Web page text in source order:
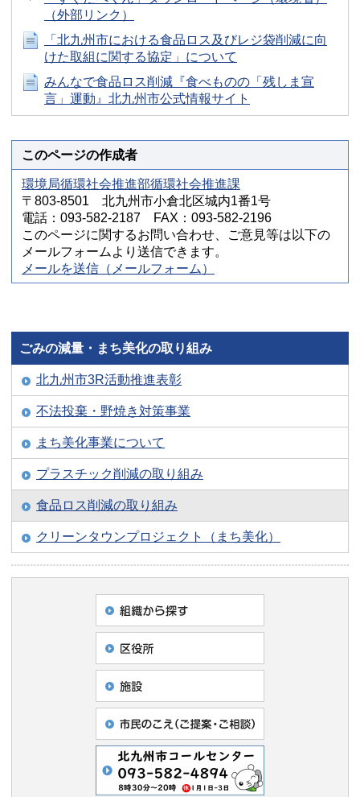
（外部リンク）
「北九州市における食品ロス及びレジ袋削減に向
けた取組に関する協定」について
みんなで食品ロス削減『食べものの「残しま宣
言」運動』北九州市公式情報サイト
このページの作成者
環境局循環社会推進部循環社会推進課
〒803-8501 北九州市小倉北区城内1番1号
電話：093-582-2187 FAX：093-582-2196
このページに関するお問い合わせ、ご意見等は以下の
メールフォームより送信できます。
メールを送信（メールフォーム）
ごみの減量・まち美化の取り組み
北九州市3R活動推進表彰
不法投棄・野焼き対策事業
まち美化事業について
プラスチック削減の取り組み
食品ロス削減の取り組み
クリーンタウンプロジェクト（まち美化）